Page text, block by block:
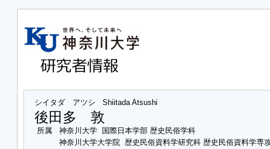
シイタダ アツシ Shiitada Atsushi
後田多 敦
所属
神奈川大学 国際日本学部 歴史民俗学科
神奈川大学大学院 歴史民俗資料学研究科 歴史民俗資料学専